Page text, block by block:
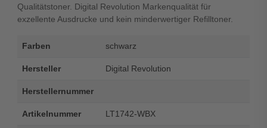
Qualitätstoner. Digital Revolution Markenqualität für
exzellente Ausdrucke und kein minderwertiger Refilltoner.
Farben schwarz
Hersteller Digital Revolution
Herstellernummer
Artikelnummer LT1742-WBX